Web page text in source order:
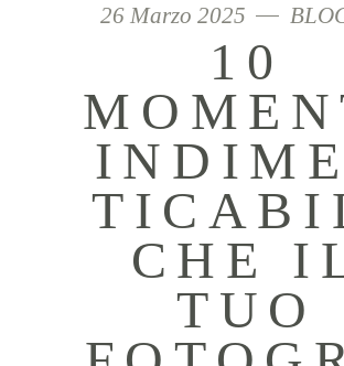
26 Marzo 2025
10
CHE
TUO